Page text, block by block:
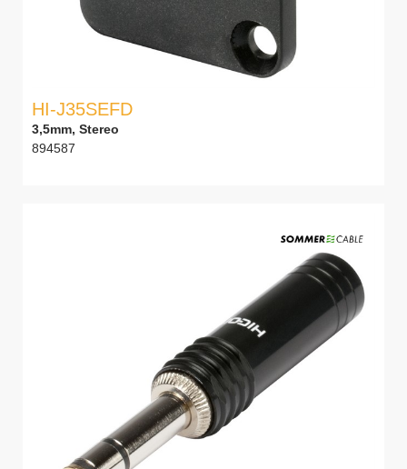
HI-J35SEFD
3,5mm, Stereo
894587